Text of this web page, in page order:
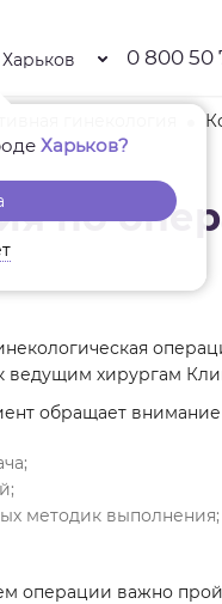
Харьков?
0 800 50
по
ведущим хирургам
обращает
методик выполнения;
операции важно